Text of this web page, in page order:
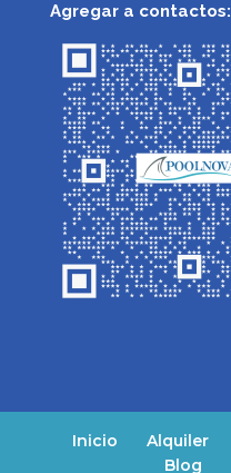
Agregar a contactos:
Inicio Alquiler
Blog